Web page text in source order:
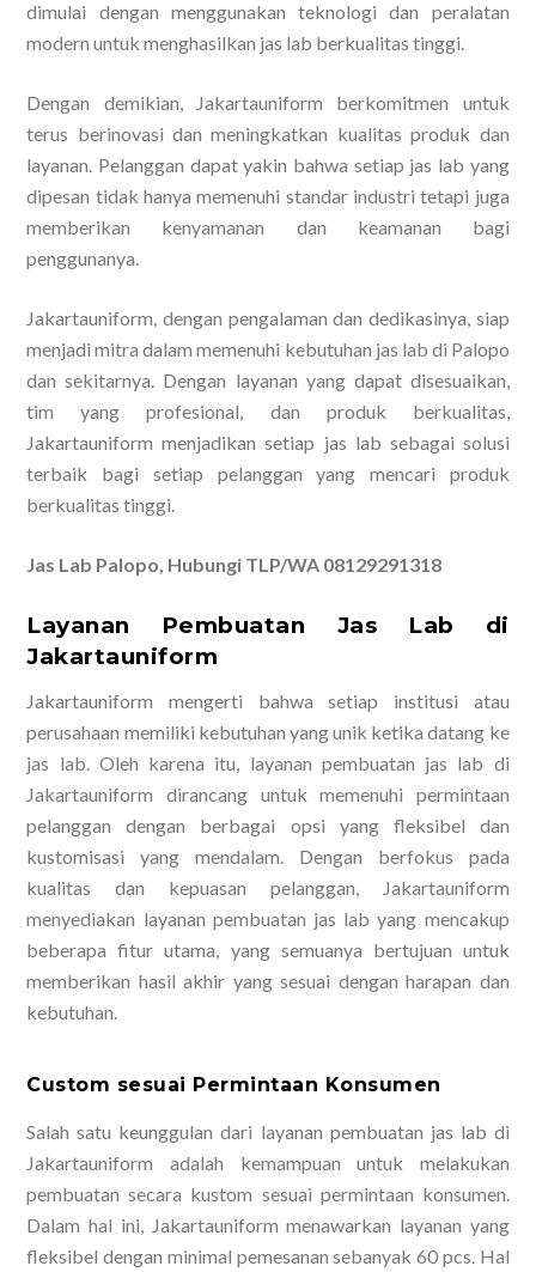
dimulai dengan menggunakan teknologi dan peralatan
modern untuk menghasilkan jas lab berkualitas tinggi.
Dengan demikian, Jakartauniform berkomitmen untuk
terus berinovasi dan meningkatkan kualitas produk dan
layanan. Pelanggan dapat yakin bahwa setiap jas lab yang
dipesan tidak hanya memenuhi standar industri tetapi juga
memberikan kenyamanan dan keamanan bagi
penggunanya.
Jakartauniform, dengan pengalaman dan dedikasinya, siap
menjadi mitra dalam memenuhi kebutuhan jas lab di Palopo
dan sekitarnya. Dengan layanan yang dapat disesuaikan,
tim yang profesional, dan produk berkualitas,
Jakartauniform menjadikan setiap jas lab sebagai solusi
terbaik bagi setiap pelanggan yang mencari produk
berkualitas tinggi.
Jas Lab Palopo, Hubungi TLP/WA 08129291318
Layanan Pembuatan Jas Lab di
Jakartauniform
Jakartauniform mengerti bahwa setiap institusi atau
perusahaan memiliki kebutuhan yang unik ketika datang ke
jas lab. Oleh karena itu, layanan pembuatan jas lab di
Jakartauniform dirancang untuk memenuhi permintaan
pelanggan dengan berbagai opsi yang fleksibel dan
kustomisasi yang mendalam. Dengan berfokus pada
kualitas dan kepuasan pelanggan, Jakartauniform
menyediakan layanan pembuatan jas lab yang mencakup
beberapa fitur utama, yang semuanya bertujuan untuk
memberikan hasil akhir yang sesuai dengan harapan dan
kebutuhan.
Custom sesuai Permintaan Konsumen
Salah satu keunggulan dari layanan pembuatan jas lab di
Jakartauniform adalah kemampuan untuk melakukan
pembuatan secara kustom sesuai permintaan konsumen.
Dalam hal ini, Jakartauniform menawarkan layanan yang
fleksibel dengan minimal pemesanan sebanyak 60 pcs. Hal